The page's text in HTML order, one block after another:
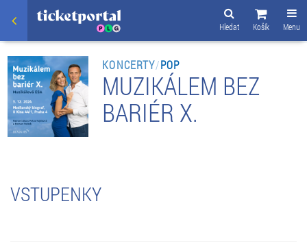
Menu
Košík
Hledat
KONCERTY/POP
MUZIKÁLEM BEZ
BARIÉR X.
VSTUPENKY